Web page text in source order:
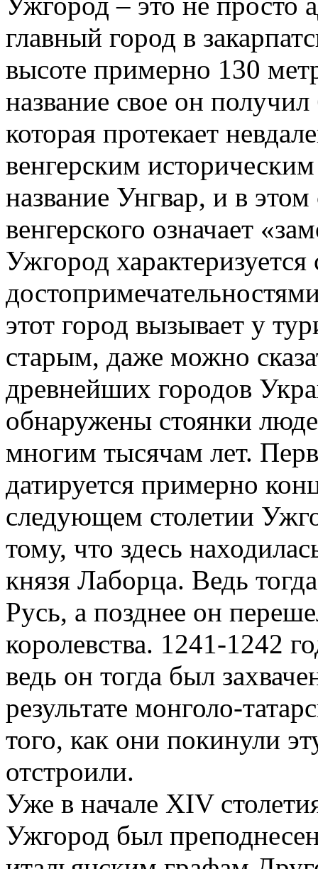
главный город в
высоте примерно 130
название свое он
которая протекает
венгерским
название Унгвар, и в
венгерского означает
Ужгород
этот город вызывает у
старым, даже можно
древнейших городов
обнаружены стоянки
многим тысячам лет.
датируется примерно
следующем столетии
тому, что здесь
князя Лаборца. Ведь
Русь, а позднее он
королевства. 1241-1242
ведь он тогда был
результате монголо-
того, как они покинули
отстроили.
Уже в начале XIV
Ужгород был